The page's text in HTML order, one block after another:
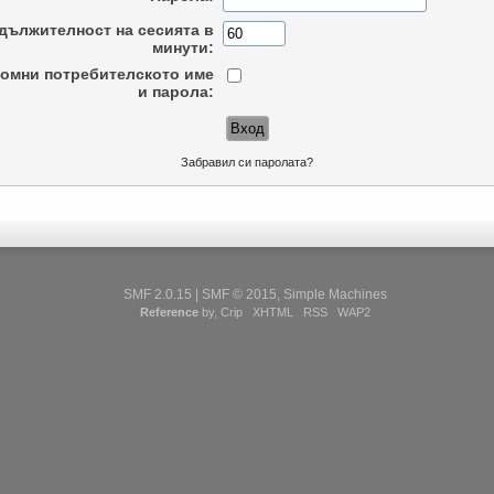
на сесията в
минути:
потребителското име
и парола:
Забравил си паролата?
SMF 2.0.15 SMF © 2015, Simple Machines
Reference by, Crip XHTML RSS WAP2